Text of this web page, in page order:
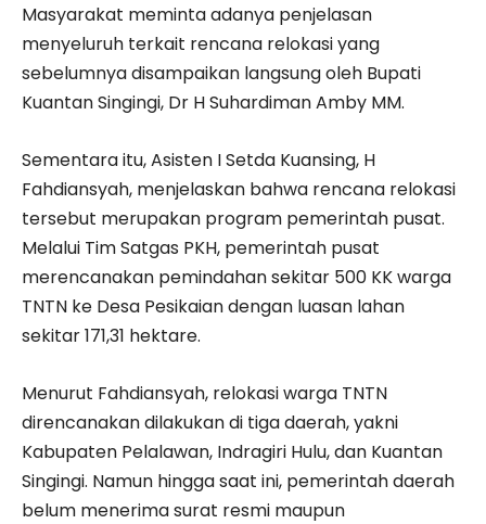
Masyarakat meminta adanya penjelasan
menyeluruh terkait rencana relokasi yang
sebelumnya disampaikan langsung oleh Bupati
Kuantan Singingi, Dr H Suhardiman Amby MM.
Sementara itu, Asisten I Setda Kuansing, H
Fahdiansyah, menjelaskan bahwa rencana relokasi
tersebut merupakan program pemerintah pusat.
Melalui Tim Satgas PKH, pemerintah pusat
merencanakan pemindahan sekitar 500 KK warga
TNTN ke Desa Pesikaian dengan luasan lahan
sekitar 171,31 hektare.
Menurut Fahdiansyah, relokasi warga TNTN
direncanakan dilakukan di tiga daerah, yakni
Kabupaten Pelalawan, Indragiri Hulu, dan Kuantan
Singingi. Namun hingga saat ini, pemerintah daerah
belum menerima surat resmi maupun